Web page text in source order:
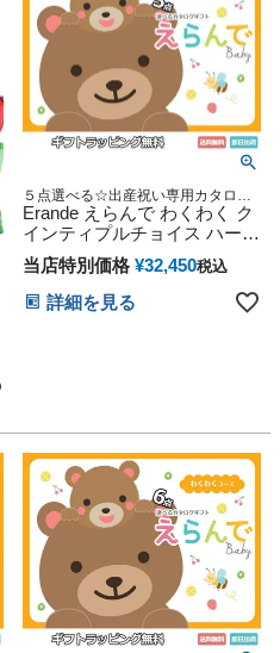
５点選べる☆出産祝い専用カタログ
ギフト
Erande えらんで わくわく ク
インティプルチョイス ハーモ
ニック
当店特別価格 ¥32,450税込
詳細を見る